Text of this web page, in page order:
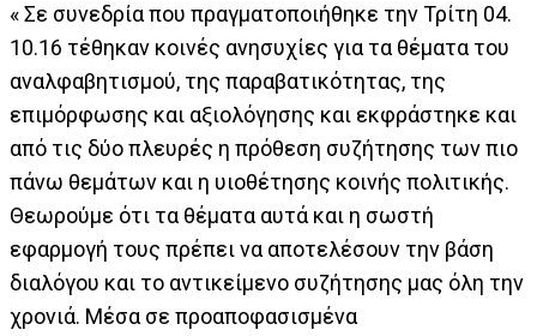
« Σε συνεδρία που πραγματοποιήθηκε την Τρίτη 04.
10.16 τέθηκαν κοινές ανησυχίες για τα θέματα του
αναλφαβητισμού, της παραβατικότητας, της
επιμόρφωσης και αξιολόγησης και εκφράστηκε και
από τις δύο πλευρές η πρόθεση συζήτησης των πιο
πάνω θεμάτων και η υιοθέτησης κοινής πολιτικής.
Θεωρούμε ότι τα θέματα αυτά και η σωστή
εφαρμογή τους πρέπει να αποτελέσουν την βάση
διαλόγου και το αντικείμενο συζήτησης μας όλη την
χρονιά. Μέσα σε προαποφασισμένα